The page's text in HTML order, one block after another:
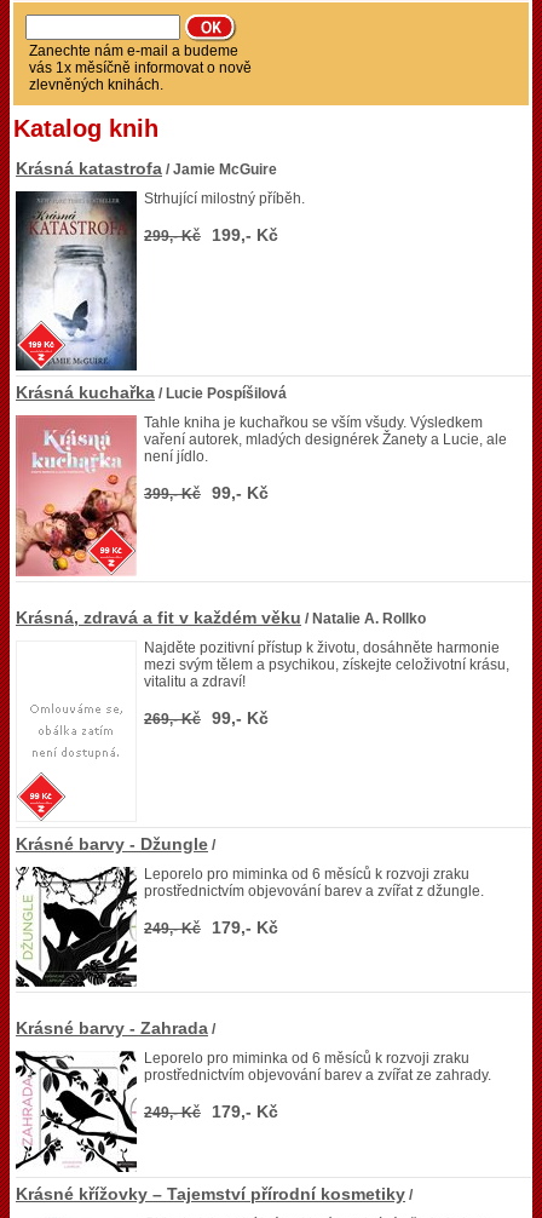
Zanechte nám e-mail a budeme
vás 1x měsíčně informovat o nově
zlevněných knihách.
Katalog knih
Krásná katastrofa / Jamie McGuire
Strhující milostný příběh.
299,- Kč 199,- Kč
Krásná kuchařka / Lucie Pospíšilová
Tahle kniha je kuchařkou se vším všudy. Výsledkem
vaření autorek, mladých designérek Žanety a Lucie, ale
není jídlo.
399,- Kč 99,- Kč
Krásná, zdravá a fit v každém věku / Natalie A. Rollko
Najděte pozitivní přístup k životu, dosáhněte harmonie
mezi svým tělem a psychikou, získejte celoživotní krásu,
vitalitu a zdraví!
269,- Kč 99,- Kč
Krásné barvy - Džungle /
Leporelo pro miminka od 6 měsíců k rozvoji zraku
prostřednictvím objevování barev a zvířat z džungle.
249,- Kč 179,- Kč
Krásné barvy - Zahrada /
Leporelo pro miminka od 6 měsíců k rozvoji zraku
prostřednictvím objevování barev a zvířat ze zahrady.
249,- Kč 179,- Kč
Krásné křížovky – Tajemství přírodní kosmetiky /